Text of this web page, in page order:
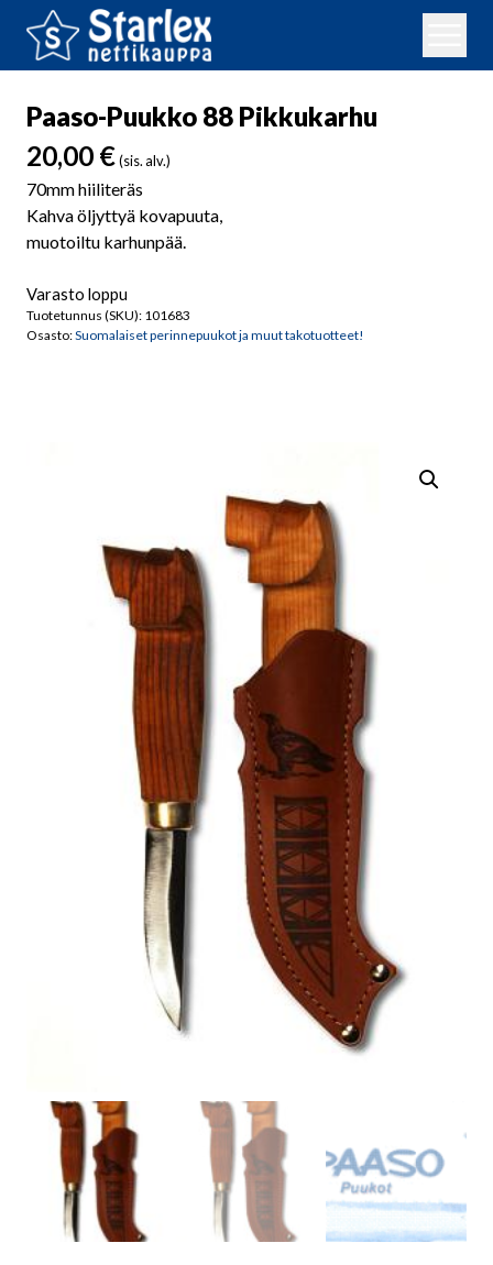
Paaso-Puukko 88 Pikkukarhu
20,00 €(sis. alv.)
70mm hiiliteräs
Kahva öljyttyä kovapuuta,
muotoiltu karhunpää.
Varasto loppu
Tuotetunnus (SKU): 101683
Osasto:Suomalaiset perinnepuukot ja muut takotuotteet!